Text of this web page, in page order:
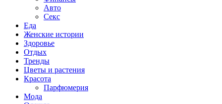
Авто
Секс
Еда
Женские истории
Здоровье
Отдых
Тренды
Цветы и растения
Красота
Парфюмерия
Мода